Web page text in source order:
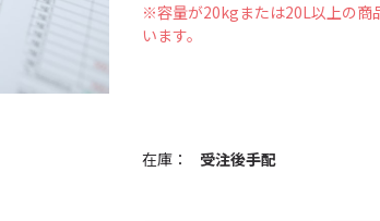
※容量が20kgまたは20L以上の商
います。
在庫： 受注後手配